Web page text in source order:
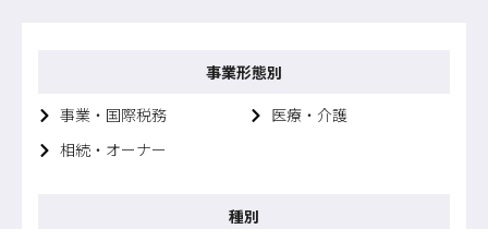
事業形態別
事業・国際税務
医療・介護
相続・オーナー
種別